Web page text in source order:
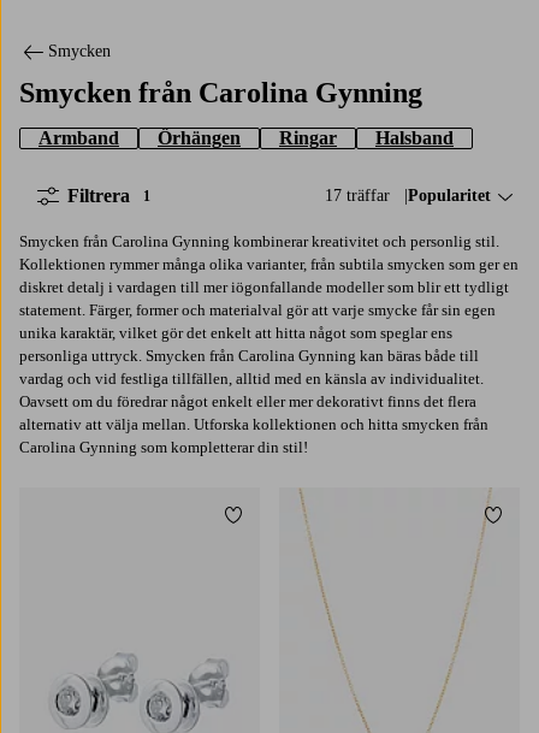
Smycken
Smycken från Carolina Gynning
Armband Örhängen Ringar Halsband
17 träffar Sortera på:
Popularitet
Filtrera 1
Smycken från Carolina Gynning kombinerar kreativitet och personlig stil.
Kollektionen rymmer många olika varianter, från subtila smycken som ger en
diskret detalj i vardagen till mer iögonfallande modeller som blir ett tydligt
statement. Färger, former och materialval gör att varje smycke får sin egen
unika karaktär, vilket gör det enkelt att hitta något som speglar ens
personliga uttryck. Smycken från Carolina Gynning kan bäras både till
vardag och vid festliga tillfällen, alltid med en känsla av individualitet.
Oavsett om du föredrar något enkelt eller mer dekorativt finns det flera
alternativ att välja mellan. Utforska kollektionen och hitta smycken från
Carolina Gynning som kompletterar din stil!
Lägg till i favoriter